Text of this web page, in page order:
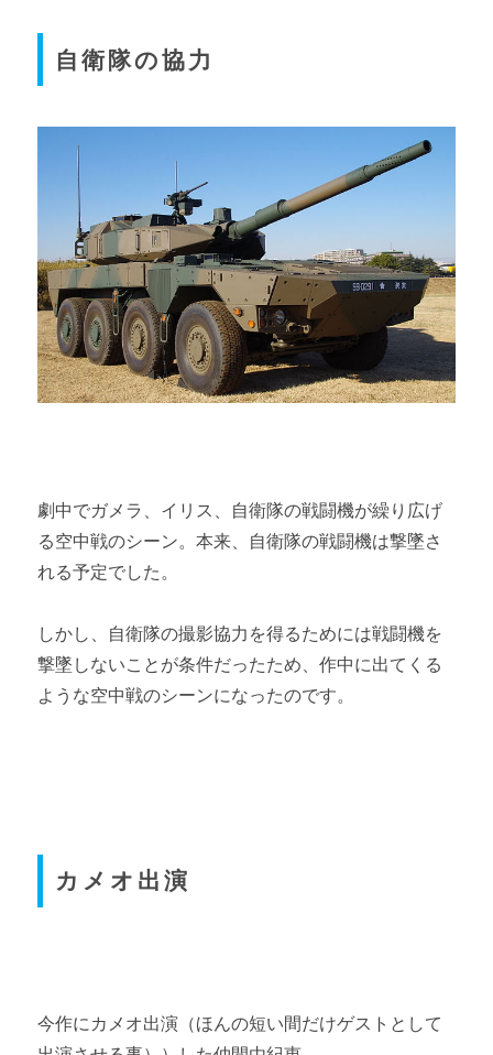
自衛隊の協力
劇中でガメラ、イリス、自衛隊の戦闘機が繰り広げ
る空中戦のシーン。本来、自衛隊の戦闘機は撃墜さ
れる予定でした。
しかし、自衛隊の撮影協力を得るためには戦闘機を
撃墜しないことが条件だったため、作中に出てくる
ような空中戦のシーンになったのです。
カメオ出演
今作にカメオ出演（ほんの短い間だけゲストとして